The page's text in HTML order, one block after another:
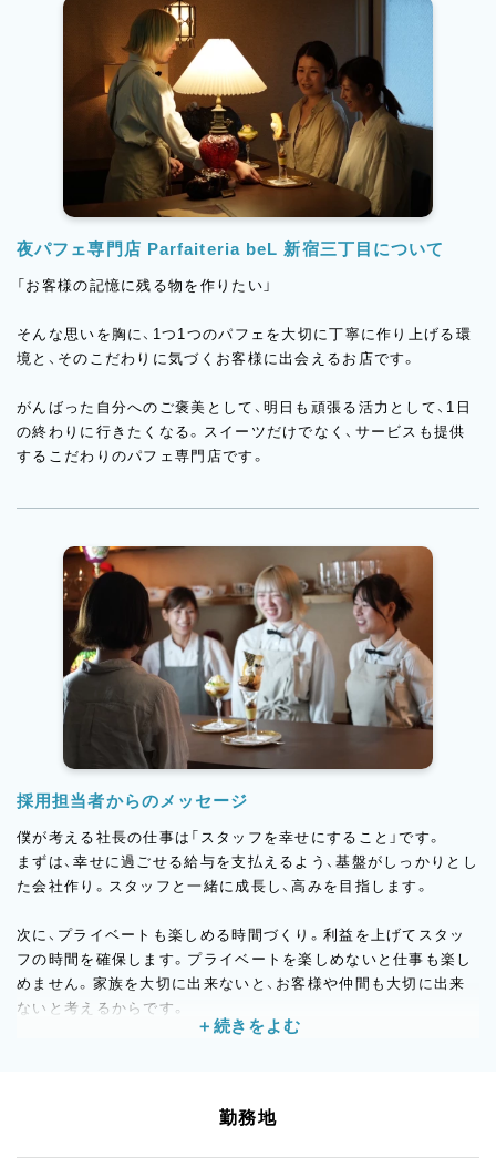
夜パフェ専門店 Parfaiteria beL 新宿三丁目について
「お客様の記憶に残る物を作りたい」
そんな思いを胸に、1つ1つのパフェを大切に丁寧に作り上げる環
境と、そのこだわりに気づくお客様に出会えるお店です。
がんばった自分へのご褒美として、明日も頑張る活力として、1日
の終わりに行きたくなる。スイーツだけでなく、サービスも提供
するこだわりのパフェ専門店です。
採用担当者からのメッセージ
僕が考える社長の仕事は「スタッフを幸せにすること」です。
まずは、幸せに過ごせる給与を支払えるよう、基盤がしっかりとし
た会社作り。スタッフと一緒に成長し、高みを目指します。
次に、プライベートも楽しめる時間づくり。利益を上げてスタッ
フの時間を確保します。プライベートを楽しめないと仕事も楽し
めません。家族を大切に出来ないと、お客様や仲間も大切に出来
ないと考えるからです。
探せば必ずあります。その中で、輝くところにスポットを当てて
勤務地